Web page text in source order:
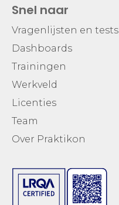
Snel naar
Vragenlijsten en tests
Dashboards
Trainingen
Werkveld
Licenties
Team
Over Praktikon